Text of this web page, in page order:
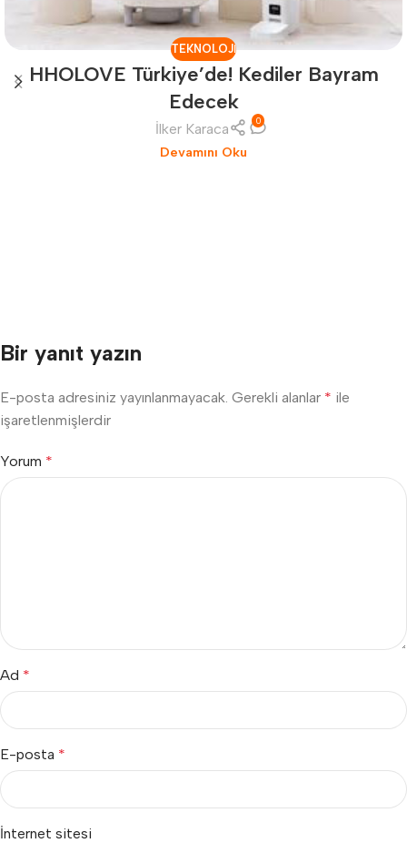
TEKNOLOJI
HHOLOVE Türkiye’de! Kediler Bayram
Edecek
İlker Karaca 0
Devamını Oku
Bir yanıt yazın
E-posta adresiniz yayınlanmayacak. Gerekli alanlar * ile
işaretlenmişlerdir
Yorum *
Ad *
E-posta *
İnternet sitesi